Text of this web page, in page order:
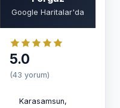
Google Haritalar'da
5.0
(43 yorum)
Karasamsun,